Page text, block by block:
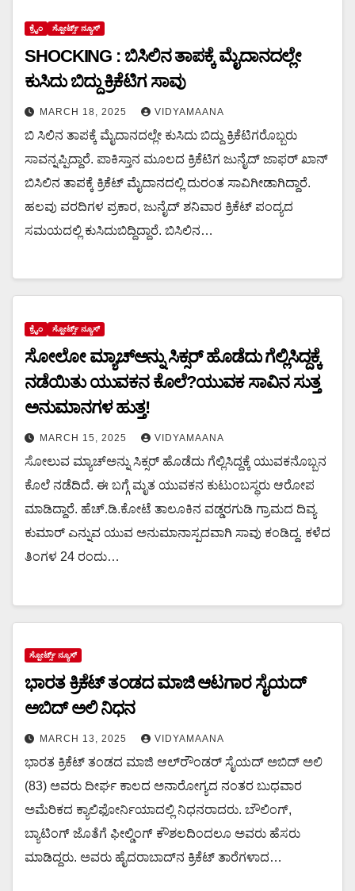
ಕ್ರೈಂ ಸ್ಪೋರ್ಟ್ಸ್ ನ್ಯೂಸ್
SHOCKING : ಬಿಸಿಲಿನ ತಾಪಕ್ಕೆ ಮೈದಾನದಲ್ಲೇ
ಕುಸಿದು ಬಿದ್ದು ಕ್ರಿಕೆಟಿಗ ಸಾವು
MARCH 18, 2025 VIDYAMAANA
ಬಿ ಸಿಲಿನ ತಾಪಕ್ಕೆ ಮೈದಾನದಲ್ಲೇ ಕುಸಿದು ಬಿದ್ದು ಕ್ರಿಕೆಟಿಗರೊಬ್ಬರು
ಸಾವನ್ನಪ್ಪಿದ್ದಾರೆ. ಪಾಕಿಸ್ತಾನ ಮೂಲದ ಕ್ರಿಕೆಟಿಗ ಜುನೈದ್ ಜಾಫರ್ ಖಾನ್
ಬಿಸಿಲಿನ ತಾಪಕ್ಕೆ ಕ್ರಿಕೆಟ್ ಮೈದಾನದಲ್ಲಿ ದುರಂತ ಸಾವಿಗೀಡಾಗಿದ್ದಾರೆ.
ಹಲವು ವರದಿಗಳ ಪ್ರಕಾರ, ಜುನೈದ್ ಶನಿವಾರ ಕ್ರಿಕೆಟ್ ಪಂದ್ಯದ
ಸಮಯದಲ್ಲಿ ಕುಸಿದುಬಿದ್ದಿದ್ದಾರೆ. ಬಿಸಿಲಿನ…
ಕ್ರೈಂ ಸ್ಪೋರ್ಟ್ಸ್ ನ್ಯೂಸ್
ಸೋಲೋ ಮ್ಯಾಚ್‌ಅನ್ನು ಸಿಕ್ಸರ್‌ ಹೊಡೆದು ಗೆಲ್ಲಿಸಿದ್ದಕ್ಕೆ
ನಡೆಯಿತು ಯುವಕನ ಕೊಲೆ?ಯುವಕ ಸಾವಿನ ಸುತ್ತ
ಅನುಮಾನಗಳ ಹುತ್ತ!
MARCH 15, 2025 VIDYAMAANA
ಸೋಲುವ ಮ್ಯಾಚ್‌ಅನ್ನು ಸಿಕ್ಸರ್‌ ಹೊಡೆದು ಗೆಲ್ಲಿಸಿದ್ದಕ್ಕೆ ಯುವಕನೊಬ್ಬನ
ಕೊಲೆ ನಡೆದಿದೆ. ಈ ಬಗ್ಗೆ ಮೃತ ಯುವಕನ ಕುಟುಂಬಸ್ಥರು ಆರೋಪ
ಮಾಡಿದ್ದಾರೆ. ಹೆಚ್.ಡಿ.ಕೋಟೆ ತಾಲೂಕಿನ‌ ವಡ್ಡರಗುಡಿ ಗ್ರಾಮದ ದಿವ್ಯ
ಕುಮಾರ್ ಎನ್ನುವ ಯುವ ಅನುಮಾನಾಸ್ಪದವಾಗಿ ಸಾವು ಕಂಡಿದ್ದ. ಕಳೆದ
ತಿಂಗಳ 24 ರಂದು…
ಸ್ಪೋರ್ಟ್ಸ್ ನ್ಯೂಸ್
ಭಾರತ ಕ್ರಿಕೆಟ್‌ ತಂಡದ ಮಾಜಿ ಆಟಗಾರ ಸೈಯದ್
ಅಬಿದ್ ಅಲಿ ನಿಧನ
MARCH 13, 2025 VIDYAMAANA
ಭಾರತ ಕ್ರಿಕೆಟ್‌ ತಂಡದ ಮಾಜಿ ಆಲ್‌ರೌಂಡರ್‌ ಸೈಯದ್ ಅಬಿದ್ ಅಲಿ
(83) ಅವರು ದೀರ್ಘ ಕಾಲದ ಅನಾರೋಗ್ಯದ ನಂತರ ಬುಧವಾರ
ಅಮೆರಿಕದ ಕ್ಯಾಲಿಫೋರ್ನಿಯಾದಲ್ಲಿ ನಿಧನರಾದರು. ಬೌಲಿಂಗ್‌,
ಬ್ಯಾಟಿಂಗ್ ಜೊತೆಗೆ ಫೀಲ್ಡಿಂಗ್ ಕೌಶಲದಿಂದಲೂ ಅವರು ಹೆಸರು
ಮಾಡಿದ್ದರು. ಅವರು ಹೈದರಾಬಾದ್‌ನ ಕ್ರಿಕೆಟ್‌ ತಾರೆಗಳಾದ…